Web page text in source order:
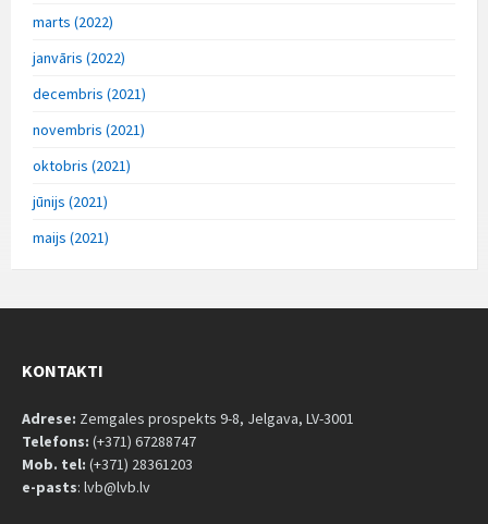
marts (2022)
janvāris (2022)
decembris (2021)
novembris (2021)
oktobris (2021)
jūnijs (2021)
maijs (2021)
KONTAKTI
Adrese: Zemgales prospekts 9-8, Jelgava, LV-3001
Telefons: (+371) 67288747
Mob. tel: (+371) 28361203
e-pasts: lvb@lvb.lv